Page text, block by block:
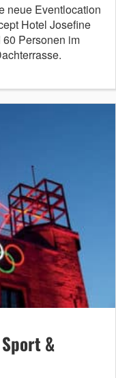
neue Eventlocation
Hotel Josefine
Personen im
&